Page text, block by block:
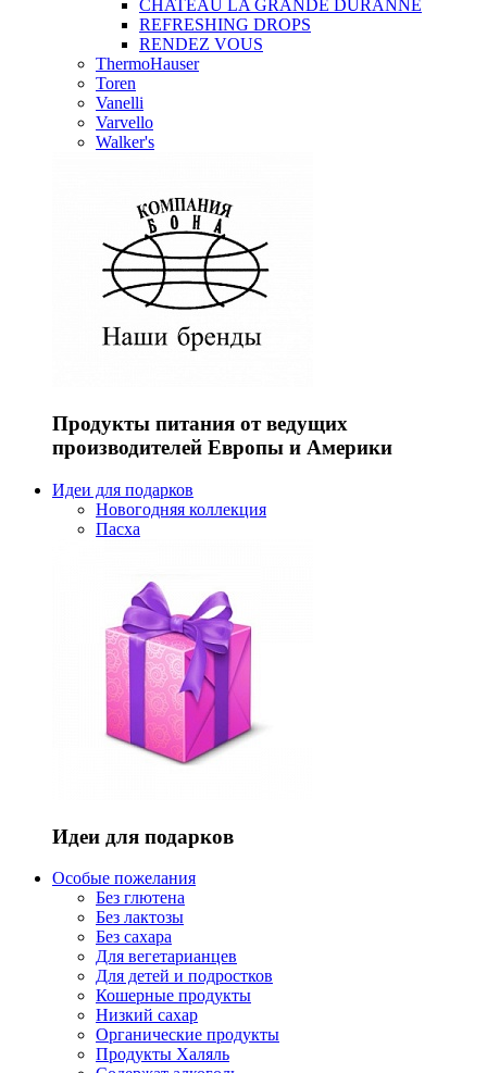
CHATEAU LA GRANDE DURANNE
REFRESHING DROPS
RENDEZ VOUS
ThermoHauser
Toren
Vanelli
Varvello
Walker's
Продукты питания от ведущих
производителей Европы и Америки
Идеи для подарков
Новогодняя коллекция
Пасха
Идеи для подарков
Особые пожелания
Без глютена
Без лактозы
Без сахара
Для вегетарианцев
Для детей и подростков
Кошерные продукты
Низкий сахар
Органические продукты
Продукты Халяль